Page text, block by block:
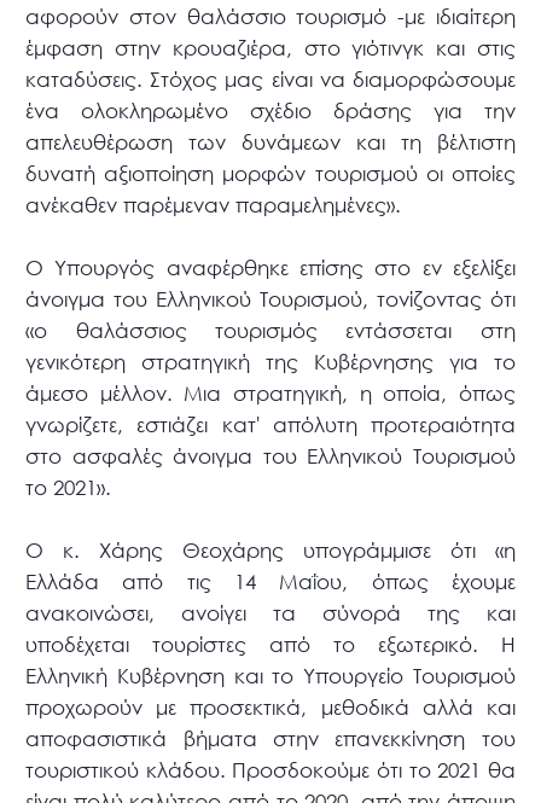
αφορούν στον θαλάσσιο τουρισμό -με ιδιαίτερη
έμφαση στην κρουαζιέρα, στο γιότινγκ και στις
καταδύσεις. Στόχος μας είναι να διαμορφώσουμε
ένα ολοκληρωμένο σχέδιο δράσης για την
απελευθέρωση των δυνάμεων και τη βέλτιστη
δυνατή αξιοποίηση μορφών τουρισμού οι οποίες
ανέκαθεν παρέμεναν παραμελημένες».
Ο Υπουργός αναφέρθηκε επίσης στο εν εξελίξει
άνοιγμα του Ελληνικού Τουρισμού, τονίζοντας ότι
«ο θαλάσσιος τουρισμός εντάσσεται στη
γενικότερη στρατηγική της Κυβέρνησης για το
άμεσο μέλλον. Μια στρατηγική, η οποία, όπως
γνωρίζετε, εστιάζει κατ' απόλυτη προτεραιότητα
στο ασφαλές άνοιγμα του Ελληνικού Τουρισμού
το 2021».
Ο κ. Χάρης Θεοχάρης υπογράμμισε ότι «η
Ελλάδα από τις 14 Μαΐου, όπως έχουμε
ανακοινώσει, ανοίγει τα σύνορά της και
υποδέχεται τουρίστες από το εξωτερικό. Η
Ελληνική Κυβέρνηση και το Υπουργείο Τουρισμού
προχωρούν με προσεκτικά, μεθοδικά αλλά και
αποφασιστικά βήματα στην επανεκκίνηση του
τουριστικού κλάδου. Προσδοκούμε ότι το 2021 θα